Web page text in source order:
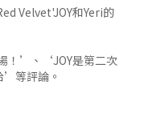
Velvet'JOY和Yeri的
！’、‘JOY是第二次
等評論。